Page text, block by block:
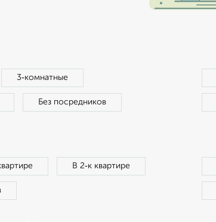
3‑комнатные
Без посредников
В 2‑к квартире